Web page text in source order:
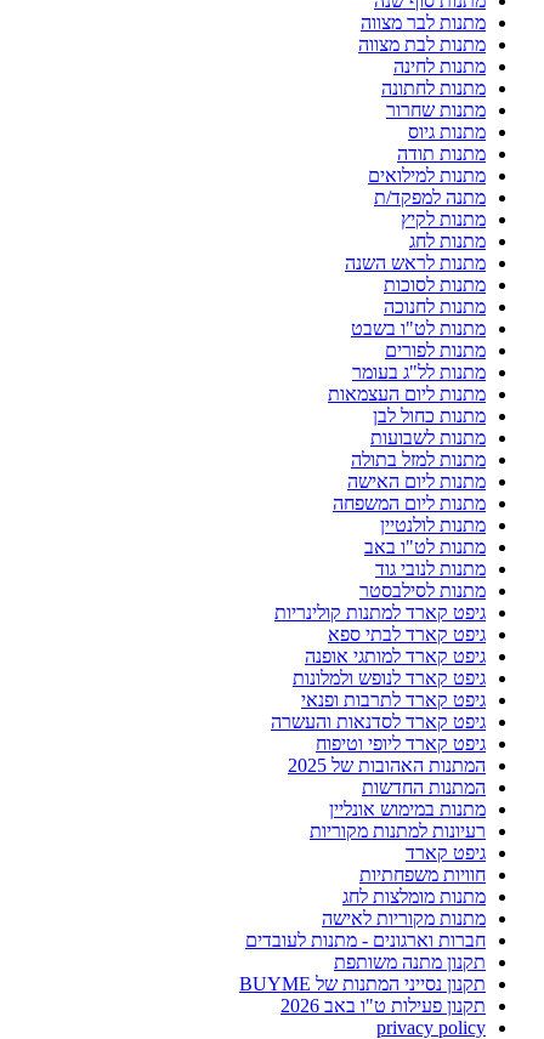
מתנות לבר מצווה
מתנות לבת מצווה
מתנות לחינה
מתנות לחתונה
מתנות שחרור
מתנות גיוס
מתנות תודה
מתנות למילואים
מתנה למפקד/ת
מתנות לקיץ
מתנות לחג
מתנות לראש השנה
מתנות לסוכות
מתנות לחנוכה
מתנות לט"ו בשבט
מתנות לפורים
מתנות לל"ג בעומר
מתנות ליום העצמאות
מתנות כחול לבן
מתנות לשבועות
מתנות למזל בתולה
מתנות ליום האישה
מתנות ליום המשפחה
מתנות לולנטיין
מתנות לט"ו באב
מתנות לנובי גוד
מתנות לסילבסטר
גיפט קארד למתנות קולינריות
גיפט קארד לבתי ספא
גיפט קארד למותגי אופנה
גיפט קארד לנופש ולמלונות
גיפט קארד לתרבות ופנאי
גיפט קארד לסדנאות והעשרה
גיפט קארד ליופי וטיפוח
המתנות האהובות של 2025
המתנות החדשות
מתנות במימוש אונליין
רעיונות למתנות מקוריות
גיפט קארד
חוויות משפחתיות
מתנות מומלצות לחג
מתנות מקוריות לאישה
חברות וארגונים - מתנות לעובדים
תקנון מתנה משותפת
תקנון נסייני המתנות של BUYME
תקנון פעילות ט"ו באב 2026
privacy policy